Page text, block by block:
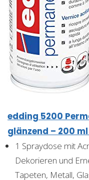
edding 5200
glänzend – 200
1 Spraydose mit
Dekorieren und
Tapeten, Metall,